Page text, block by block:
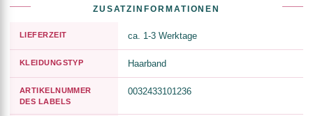
ZUSATZINFORMATIONEN
LIEFERZEIT ca. 1-3 Werktage
KLEIDUNGSTYP Haarband
ARTIKELNUMMER
DES LABELS
0032433101236